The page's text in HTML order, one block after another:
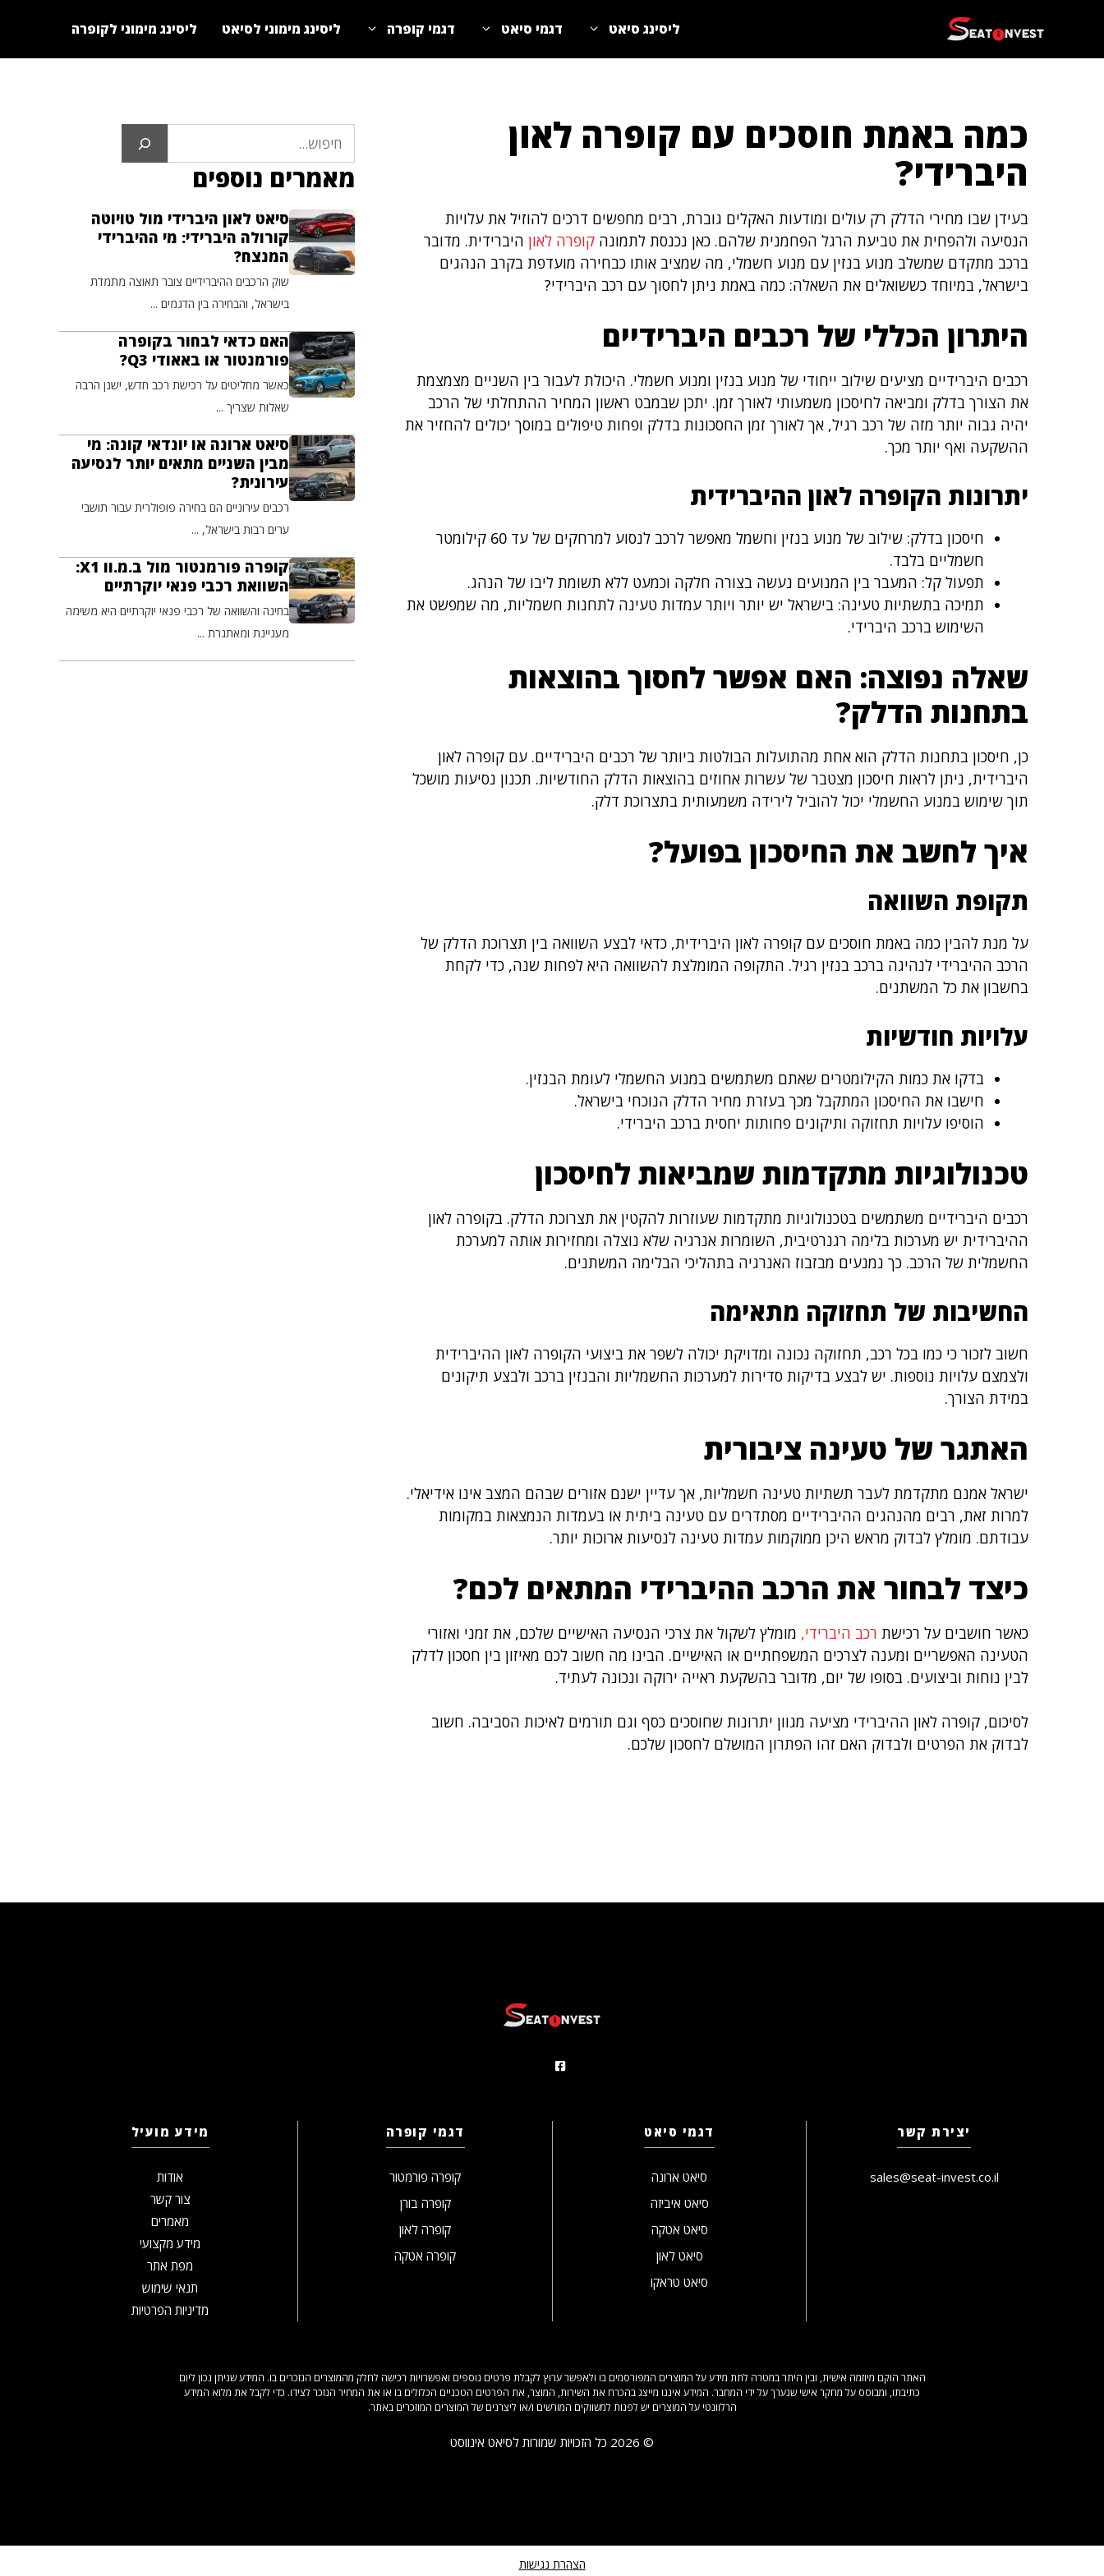
ליסינג סיאט דגמי סיאט דגמי קופרה ליסינג מימוני לסיאט ליסינג מימוני לקופרה
כמה באמת חוסכים עם קופרה לאון
היברידי?
בעידן שבו מחירי הדלק רק עולים ומודעות האקלים גוברת, רבים מחפשים דרכים להוזיל את עלויות
הנסיעה ולהפחית את טביעת הרגל הפחמנית שלהם. כאן נכנסת לתמונה קופרה לאון היברידית. מדובר
ברכב מתקדם שמשלב מנוע בנזין עם מנוע חשמלי, מה שמציב אותו כבחירה מועדפת בקרב הנהגים
בישראל, במיוחד כששואלים את השאלה: כמה באמת ניתן לחסוך עם רכב היברידי?
היתרון הכללי של רכבים היברידיים
רכבים היברידיים מציעים שילוב ייחודי של מנוע בנזין ומנוע חשמלי. היכולת לעבור בין השניים מצמצמת
את הצורך בדלק ומביאה לחיסכון משמעותי לאורך זמן. יתכן שבמבט ראשון המחיר ההתחלתי של הרכב
יהיה גבוה יותר מזה של רכב רגיל, אך לאורך זמן החסכונות בדלק ופחות טיפולים במוסך יכולים להחזיר את
ההשקעה ואף יותר מכך.
יתרונות הקופרה לאון ההיברידית
חיסכון בדלק: שילוב של מנוע בנזין וחשמל מאפשר לרכב לנסוע למרחקים של עד 60 קילומטר
חשמליים בלבד.
תפעול קל: המעבר בין המנועים נעשה בצורה חלקה וכמעט ללא תשומת ליבו של הנהג.
תמיכה בתשתיות טעינה: בישראל יש יותר ויותר עמדות טעינה לתחנות חשמליות, מה שמפשט את
השימוש ברכב היברידי.
שאלה נפוצה: האם אפשר לחסוך בהוצאות
בתחנות הדלק?
כן, חיסכון בתחנות הדלק הוא אחת מהתועלות הבולטות ביותר של רכבים היברידיים. עם קופרה לאון
היברידית, ניתן לראות חיסכון מצטבר של עשרות אחוזים בהוצאות הדלק החודשיות. תכנון נסיעות מושכל
תוך שימוש במנוע החשמלי יכול להוביל לירידה משמעותית בתצרוכת דלק.
איך לחשב את החיסכון בפועל?
תקופת השוואה
על מנת להבין כמה באמת חוסכים עם קופרה לאון היברידית, כדאי לבצע השוואה בין תצרוכת הדלק של
הרכב ההיברידי לנהיגה ברכב בנזין רגיל. התקופה המומלצת להשוואה היא לפחות שנה, כדי לקחת
בחשבון את כל המשתנים.
עלויות חודשיות
בדקו את כמות הקילומטרים שאתם משתמשים במנוע החשמלי לעומת הבנזין.
חישבו את החיסכון המתקבל מכך בעזרת מחיר הדלק הנוכחי בישראל.
הוסיפו עלויות תחזוקה ותיקונים פחותות יחסית ברכב היברידי.
טכנולוגיות מתקדמות שמביאות לחיסכון
רכבים היברידיים משתמשים בטכנולוגיות מתקדמות שעוזרות להקטין את תצרוכת הדלק. בקופרה לאון
ההיברידית יש מערכות בלימה רגנרטיבית, השומרות אנרגיה שלא נוצלה ומחזירות אותה למערכת
החשמלית של הרכב. כך נמנעים מבזבוז האנרגיה בתהליכי הבלימה המשתנים.
החשיבות של תחזוקה מתאימה
חשוב לזכור כי כמו בכל רכב, תחזוקה נכונה ומדויקת יכולה לשפר את ביצועי הקופרה לאון ההיברידית
ולצמצם עלויות נוספות. יש לבצע בדיקות סדירות למערכות החשמליות והבנזין ברכב ולבצע תיקונים
במידת הצורך.
האתגר של טעינה ציבורית
ישראל אמנם מתקדמת לעבר תשתיות טעינה חשמליות, אך עדיין ישנם אזורים שבהם המצב אינו אידיאלי.
למרות זאת, רבים מהנהגים ההיברידיים מסתדרים עם טעינה ביתית או בעמדות הנמצאות במקומות
עבודתם. מומלץ לבדוק מראש היכן ממוקמות עמדות טעינה לנסיעות ארוכות יותר.
כיצד לבחור את הרכב ההיברידי המתאים לכם?
כאשר חושבים על רכישת רכב היברידי, מומלץ לשקול את צרכי הנסיעה האישיים שלכם, את זמני ואזורי
הטעינה האפשריים ומענה לצרכים המשפחתיים או האישיים. הבינו מה חשוב לכם מאיזון בין חסכון לדלק
לבין נוחות וביצועים. בסופו של יום, מדובר בהשקעת ראייה ירוקה ונכונה לעתיד.
לסיכום, קופרה לאון ההיברידי מציעה מגוון יתרונות שחוסכים כסף וגם תורמים לאיכות הסביבה. חשוב
לבדוק את הפרטים ולבדוק האם זהו הפתרון המושלם לחסכון שלכם.
מאמרים נוספים
סיאט לאון היברידי מול טויוטה
קורולה היברידי: מי ההיברידי
המנצח?
שוק הרכבים ההיברידיים צובר תאוצה מתמדת
בישראל, והבחירה בין הדגמים ...
האם כדאי לבחור בקופרה
פורמנטור או באאודי Q3?
כאשר מחליטים על רכישת רכב חדש, ישנן הרבה
שאלות שצריך ...
סיאט ארונה או יונדאי קונה: מי
מבין השניים מתאים יותר לנסיעה
עירונית?
רכבים עירוניים הם בחירה פופולרית עבור תושבי
ערים רבות בישראל, ...
קופרה פורמנטור מול ב.מ.וו X1:
השוואת רכבי פנאי יוקרתיים
בחינה והשוואה של רכבי פנאי יוקרתיים היא משימה
מעניינת ומאתגרת ...
יצירת קשר
sales@seat-invest.co.il
דגמי סיאט
סיאט ארונה
סיאט איביזה
סיאט אטקה
סיאט לאון
סיאט טראקו
דגמי קופרה
קופרה פורמטור
קופרה בורן
קופרה לאון
קופרה אטקה
מידע מועיל
אודות
צור קשר
מאמרים
מידע מקצועי
מפת אתר
תנאי שימוש
מדיניות הפרטיות
האתר הוקם מיוזמה אישית, ובין היתר במטרה לתת מידע על המוצרים המפורסמים בו ולאפשר ערוץ לקבלת פרטים נוספים ואפשרויות רכישה לחלק מהמוצרים הנזכרים בו. המידע שניתן נכון ליום
כתיבתו, ומבוסס על מחקר אישי שנערך על ידי המחבר. המידע איננו מייצג בהכרח את השירות, המוצר, את הפרטים הטכניים הכלולים בו או את המחיר הנזכר לצידו. כדי לקבל את מלוא המידע
הרלוונטי על המוצרים יש לפנות למשווקים המורשים ו/או ליצרנים של המוצרים המוזכרים באתר.
© 2026 כל הזכויות שמורות לסיאט אינווסט
הצהרת נגישות